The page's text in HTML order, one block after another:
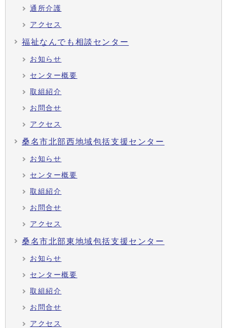
通所介護
アクセス
福祉なんでも相談センター
お知らせ
センター概要
取組紹介
お問合せ
アクセス
桑名市北部西地域包括支援センター
お知らせ
センター概要
取組紹介
お問合せ
アクセス
桑名市北部東地域包括支援センター
お知らせ
センター概要
取組紹介
お問合せ
アクセス